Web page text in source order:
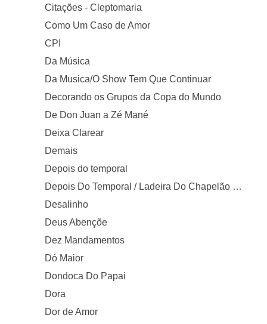
Citações - Cleptomaria
Como Um Caso de Amor
CPI
Da Música
Da Musica/O Show Tem Que Continuar
Decorando os Grupos da Copa do Mundo
De Don Juan a Zé Mané
Deixa Clarear
Demais
Depois do temporal
Depois Do Temporal / Ladeira Do Chapelão / Nega No Morro [Ao Vivo]
Desalinho
Deus Abençõe
Dez Mandamentos
Dó Maior
Dondoca Do Papai
Dora
Dor de Amor